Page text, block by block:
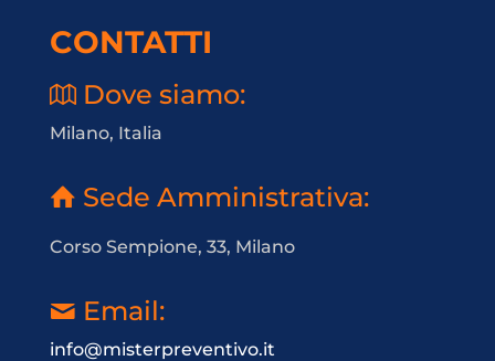
CONTATTI
Dove siamo:
Milano, Italia
Sede Amministrativa:
Corso Sempione, 33, Milano
Email:
info@misterpreventivo.it